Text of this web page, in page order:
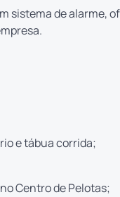
sistema de alarme,
e tábua corrida;
Centro de Pelotas;